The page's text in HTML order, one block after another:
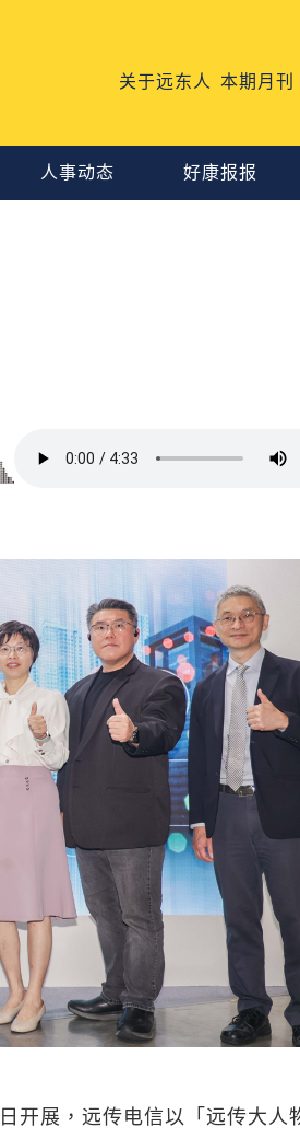
关于远东人 本期月刊
人事动态 好康报报
展，远传电信以「远传大人